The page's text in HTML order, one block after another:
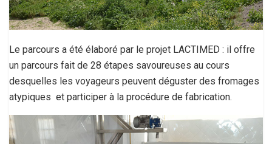
Le parcours a été élaboré par le projet LACTIMED : il offre
un parcours fait de 28 étapes savoureuses au cours
desquelles les voyageurs peuvent déguster des fromages
atypiques et participer à la procédure de fabrication.